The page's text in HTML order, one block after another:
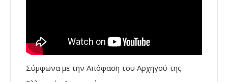
Σύμφωνα με την Απόφαση του Αρχηγού της